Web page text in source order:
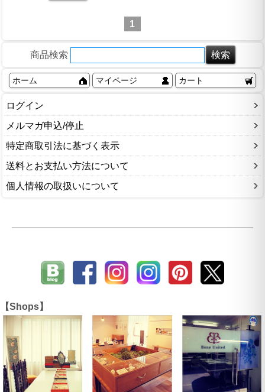
1
商品検索
ホーム マイページ カート
ログイン
メルマガ申込/停止
特定商取引法に基づく表示
送料とお支払い方法について
個人情報の取扱いについて
【Shops】